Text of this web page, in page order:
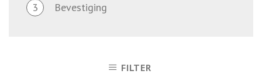
3 Bevestiging
FILTER